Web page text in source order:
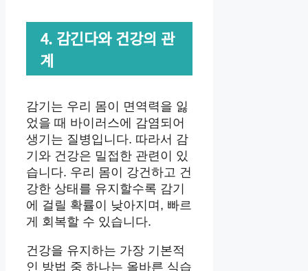
4. 감긴다와 건강의 관
계
감기는 우리 몸이 면역력을 잃
었을 때 바이러스에 감염되어
생기는 질병입니다. 따라서 감
기와 건강은 밀접한 관련이 있
습니다. 우리 몸이 강건하고 건
강한 상태를 유지할수록 감기
에 걸릴 확률이 낮아지며, 빠르
게 회복할 수 있습니다.
건강을 유지하는 가장 기본적
인 방법 중 하나는 올바른 식습